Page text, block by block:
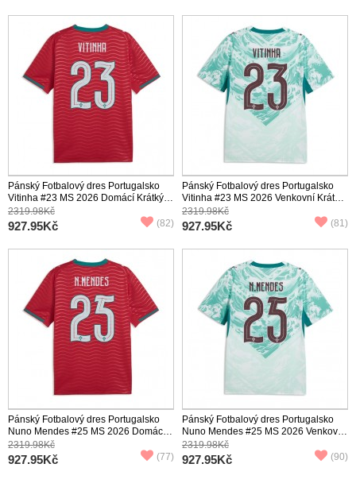
Pánský Fotbalový dres Portugalsko
Vitinha #23 MS 2026 Domácí Krátký
Rukáv
2319.98Kč
927.95Kč (82)
Pánský Fotbalový dres Portugalsko
Vitinha #23 MS 2026 Venkovní Krátký
Rukáv
2319.98Kč
927.95Kč (81)
Pánský Fotbalový dres Portugalsko
Nuno Mendes #25 MS 2026 Domácí
Krátký Rukáv
2319.98Kč
927.95Kč (77)
Pánský Fotbalový dres Portugalsko
Nuno Mendes #25 MS 2026 Venkovní
Krátký Rukáv
2319.98Kč
927.95Kč (90)